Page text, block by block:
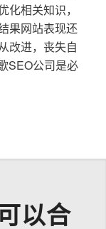
化相关知识，
果网站表现还
改进，丧失自
SEO公司是必
以合